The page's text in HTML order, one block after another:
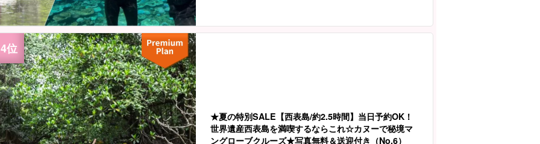
★夏の特別SALE【西表島/約2.5時間】当日予約OK！
世界遺産西表島を満喫するならこれ☆カヌーで秘境マ
ングローブクルーズ★写真無料＆送迎付き（No.6）